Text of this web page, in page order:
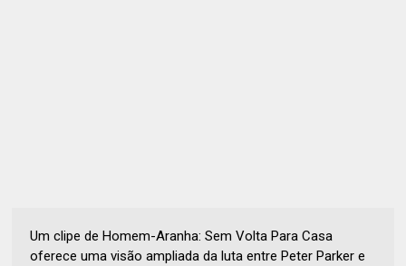
Um clipe de Homem-Aranha: Sem Volta Para Casa
oferece uma visão ampliada da luta entre Peter Parker e